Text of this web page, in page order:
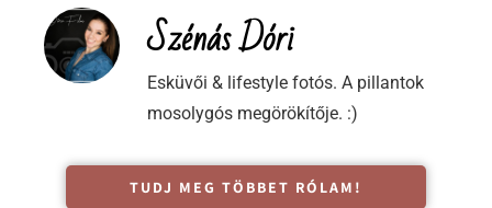
UGRÁS A TÖBBI BLOGRA